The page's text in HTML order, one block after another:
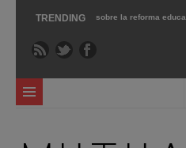
TRENDING
‘Libre mercado’ sobre la reforma educativa »